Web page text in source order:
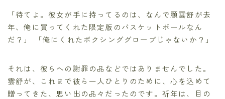
「待てよ。彼女が手に持ってるのは、なんで顧雲舒が去
年、俺に買ってくれた限定版のバスケットボールなん
だ？」 「俺にくれたボクシンググローブじゃないか？」
それは、彼らへの謝罪の品などではありませんでした。
雲舒が、これまで彼ら一人ひとりのために、心を込めて
贈ってきた、思い出の品々だったのです。祈年は、目の